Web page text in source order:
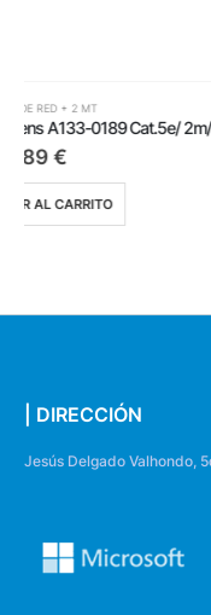
Cable de Red RJ45
| DIRECCIÓN
Jesús Delgado Valhondo,